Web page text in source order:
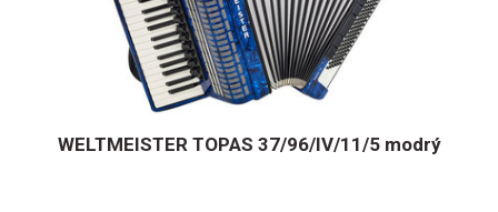
WELTMEISTER TOPAS 37/96/IV/11/5 modrý